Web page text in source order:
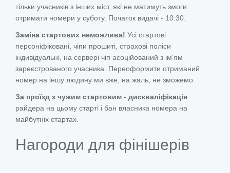
тільки учасників з інших міст, які не матимуть змоги
отримати номери у суботу. Початок видачі - 10:30.
Заміна стартових неможлива! Усі стартові
персоніфіковані, чіпи прошиті, страхові поліси
індивідуальні, на сервері чіп асоційований з ім'ям
зареєстрованого учасника. Переоформити отриманий
номер на іншу людину ми вже, на жаль, не зможемо.
За проїзд з чужим стартовим - дискваліфікація
райдера на цьому старті і бан власника номера на
майбутніх стартах.
Нагороди для фінішерів